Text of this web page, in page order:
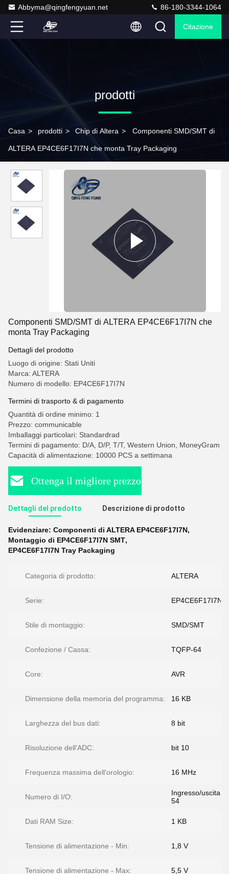
Abbyma@qingfengyuan.net 86-180-3344-1064
Citazione
prodotti
Casa > prodotti > Chip di Altera > Componenti SMD/SMT di
ALTERA EP4CE6F17I7N che monta Tray Packaging
Componenti SMD/SMT di ALTERA EP4CE6F17I7N che
monta Tray Packaging
Dettagli del prodotto
Luogo di origine: Stati Uniti
Marca: ALTERA
Numero di modello: EP4CE6F17I7N
Termini di trasporto & di pagamento
Quantità di ordine minimo: 1
Prezzo: communicable
Imballaggi particolari: Standardrad
Termini di pagamento: D/A, D/P, T/T, Western Union, MoneyGram
Capacità di alimentazione: 10000 PCS a settimana
Ottenga il migliore prezzo
Dettagli del prodotto Descrizione di prodotto
Evidenziare: Componenti di ALTERA EP4CE6F17I7N,
Montaggio di EP4CE6F17I7N SMT,
EP4CE6F17I7N Tray Packaging
Categoria di prodotto: ALTERA
Serie: EP4CE6F17I7N
Stile di montaggio: SMD/SMT
Confezione / Cassa: TQFP-64
Core: AVR
Dimensione della memoria del programma: 16 KB
Larghezza del bus dati: 8 bit
Risoluzione dell'ADC: bit 10
Frequenza massima dell'orologio: 16 MHz
Numero di I/O:
Ingresso/uscita
54
Dati RAM Size: 1 KB
Tensione di alimentazione - Min: 1,8 V
Tensione di alimentazione - Max: 5,5 V